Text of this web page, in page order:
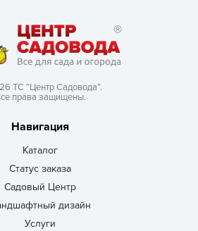
ТС “Центр Садовода”.
права защищены.
Навигация
Каталог
Статус заказа
Садовый Центр
дизайн
Услуги